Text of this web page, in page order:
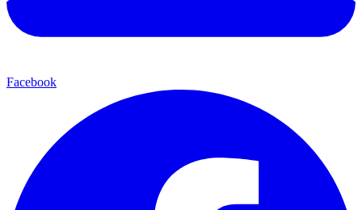
Facebook